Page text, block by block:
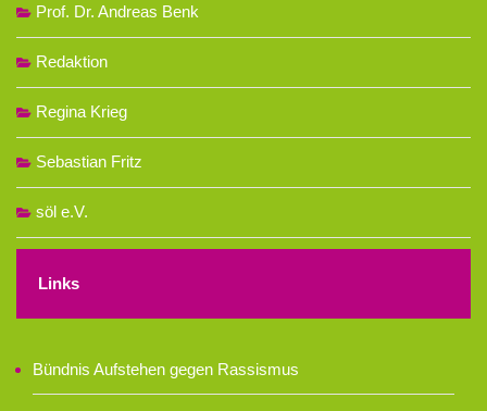
Prof. Dr. Andreas Benk
Redaktion
Regina Krieg
Sebastian Fritz
söl e.V.
Links
Bündnis Aufstehen gegen Rassismus